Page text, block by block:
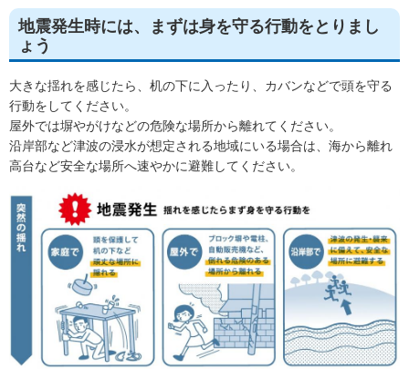
地震発生時には、まずは身を守る行動をとりまし
ょう
大きな揺れを感じたら、机の下に入ったり、カバンなどで頭を守る
行動をしてください。
屋外では塀やがけなどの危険な場所から離れてください。
沿岸部など津波の浸水が想定される地域にいる場合は、海から離れ
高台など安全な場所へ速やかに避難してください。